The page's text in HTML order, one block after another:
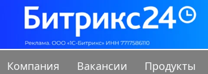
Компания Вакансии Продукты